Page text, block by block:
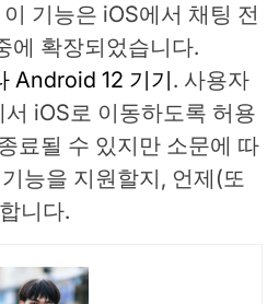
기능은 iOS에서 채팅 전
에 확장되었습니다.
Android 12 기기. 사용자
iOS로 이동하도록 허용
료될 수 있지만 소문에 따
능을 지원할지, 언제(또
니다.